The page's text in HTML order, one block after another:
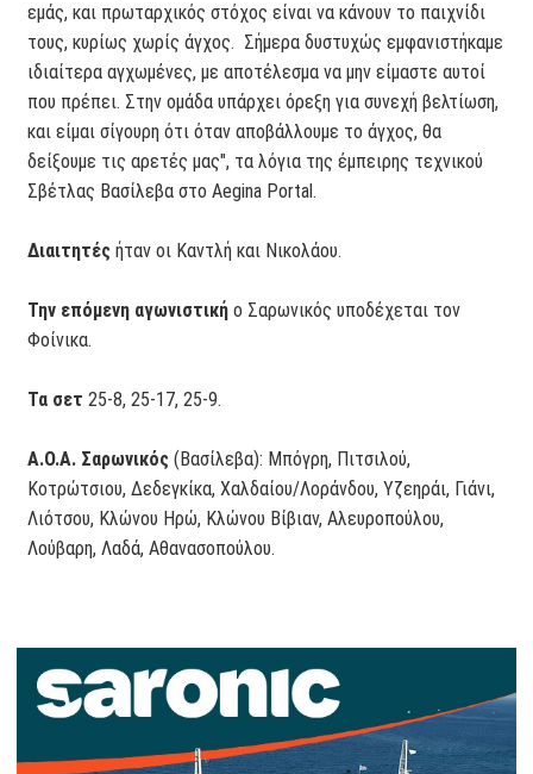
εμάς, και πρωταρχικός στόχος είναι να κάνουν το παιχνίδι
τους, κυρίως χωρίς άγχος. Σήμερα δυστυχώς εμφανιστήκαμε
ιδιαίτερα αγχωμένες, με αποτέλεσμα να μην είμαστε αυτοί
που πρέπει. Στην ομάδα υπάρχει όρεξη για συνεχή βελτίωση,
και είμαι σίγουρη ότι όταν αποβάλλουμε το άγχος, θα
δείξουμε τις αρετές μας", τα λόγια της έμπειρης τεχνικού
Σβέτλας Βασίλεβα στο Aegina Portal.
Διαιτητές ήταν οι Καντλή και Νικολάου.
Την επόμενη αγωνιστική ο Σαρωνικός υποδέχεται τον
Φοίνικα.
Τα σετ 25-8, 25-17, 25-9.
Α.Ο.Α. Σαρωνικός (Βασίλεβα): Μπόγρη, Πιτσιλού,
Κοτρώτσιου, Δεδεγκίκα, Χαλδαίου/Λοράνδου, Υζεηράι, Γιάνι,
Λιότσου, Κλώνου Ηρώ, Κλώνου Βίβιαν, Αλευροπούλου,
Λούβαρη, Λαδά, Αθανασοπούλου.